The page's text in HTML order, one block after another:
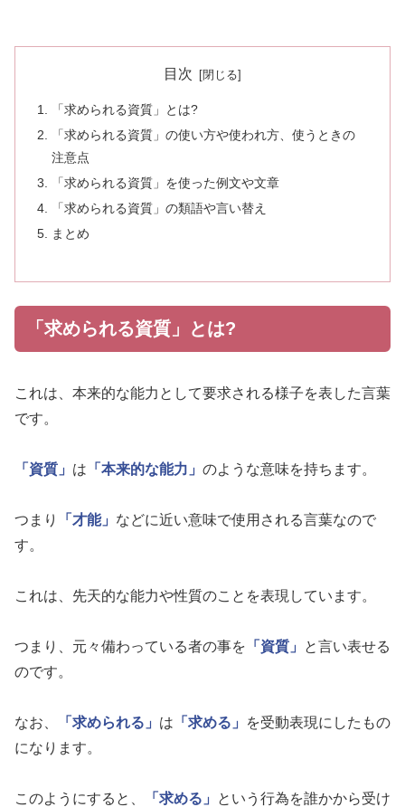
目次
「求められる資質」とは?
「求められる資質」の使い方や使われ方、使うときの
注意点
「求められる資質」を使った例文や文章
「求められる資質」の類語や言い替え
まとめ
「求められる資質」とは?
これは、本来的な能力として要求される様子を表した言葉
です。
「資質」 は 「本来的な能力」 のような意味を持ちます。
つまり 「才能」 などに近い意味で使用される言葉なので
す。
これは、先天的な能力や性質のことを表現しています。
つまり、元々備わっている者の事を 「資質」
と言い表せる
のです。
なお、 「求められる」 は 「求める」
を受動表現にしたもの
になります。
このようにすると、 「求める」
という行為を誰かから受け